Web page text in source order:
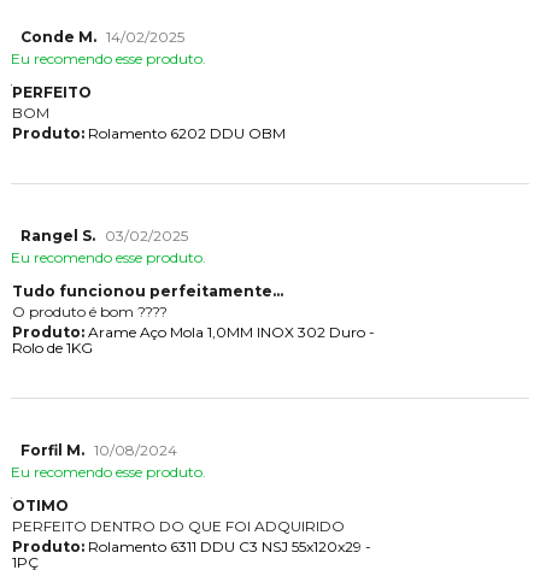
Conde M. 14/02/2025
Eu recomendo esse produto.
PERFEITO
BOM
Produto:Rolamento 6202 DDU OBM
Rangel S.
03/02/2025
Eu recomendo esse produto.
Tudo funcionou perfeitamente...
O produto é bom ????
Produto:Arame Aço Mola 1,0MM INOX 302 Duro -
Rolo de 1KG
Forfil M. 10/08/2024
Eu recomendo esse produto.
OTIMO
PERFEITO DENTRO DO QUE FOI ADQUIRIDO
Produto:Rolamento 6311 DDU C3 NSJ 55x120x29 -
1PÇ